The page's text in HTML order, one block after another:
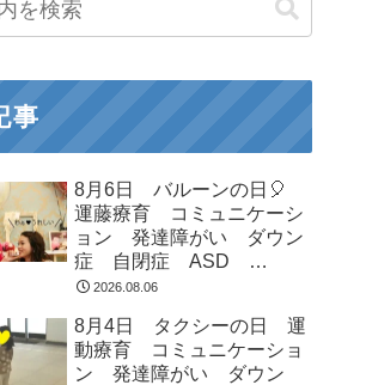
事
8月6日 バルーンの日🎈
運藤療育 コミュニケーシ
ョン 発達障がい ダウン
症 自閉症 ASD
ADHD 児童発達支援 放
市 つくばみらい市 坂東
市 守谷市
2026.08.06
8月4日 タクシーの日 運
動療育 コミュニケーショ
ン 発達障がい ダウン